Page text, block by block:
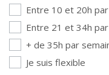
Entre 10 et 20h
Entre 21 et 34h
+ de 35h par
Je suis flexible